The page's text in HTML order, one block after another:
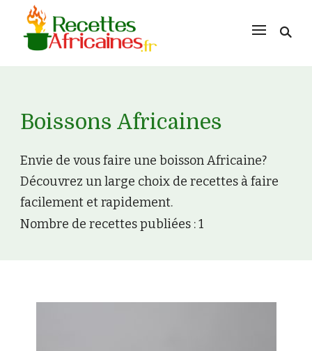
Boissons Africaines
Envie de vous faire une boisson Africaine?
Découvrez un large choix de recettes à faire
facilement et rapidement.
Nombre de recettes publiées : 1